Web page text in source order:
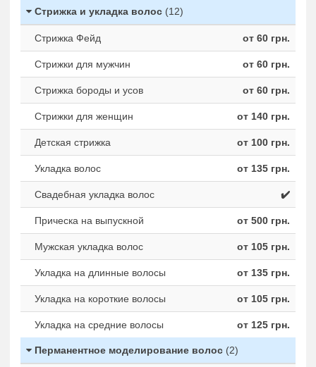
Стрижка и укладка волос (12)
Стрижка Фейд от 60 грн.
Стрижки для мужчин от 60 грн.
Стрижка бороды и усов от 60 грн.
Стрижки для женщин от 140 грн.
Детская стрижка от 100 грн.
Укладка волос от 135 грн.
Свадебная укладка волос ✔️
Прическа на выпускной от 500 грн.
Мужская укладка волос от 105 грн.
Укладка на длинные волосы от 135 грн.
Укладка на короткие волосы от 105 грн.
Укладка на средние волосы от 125 грн.
Перманентное моделирование волос (2)